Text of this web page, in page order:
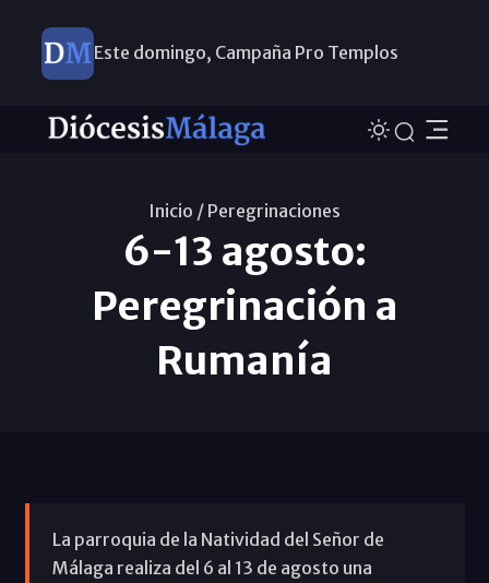
Este domingo, Campaña Pro Templos
Inicio / Peregrinaciones
6-13 agosto:
Peregrinación a
Rumanía
La parroquia de la Natividad del Señor de
Málaga realiza del 6 al 13 de agosto una